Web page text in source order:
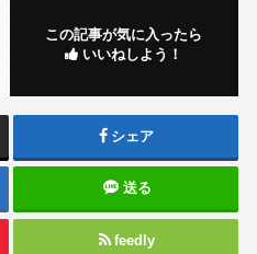
この記事が気に入ったら
いいねしよう！
シェア
送る
feedly